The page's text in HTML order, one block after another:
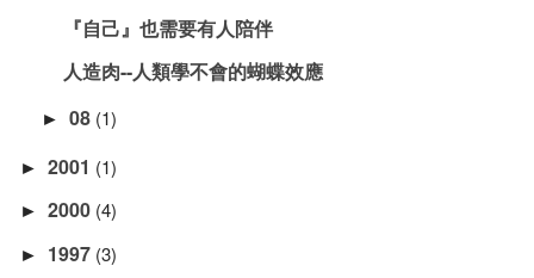
『自己』也需要有人陪伴
人造肉--人類學不會的蝴蝶效應
► 08 (1)
► 2001 (1)
► 2000 (4)
► 1997 (3)